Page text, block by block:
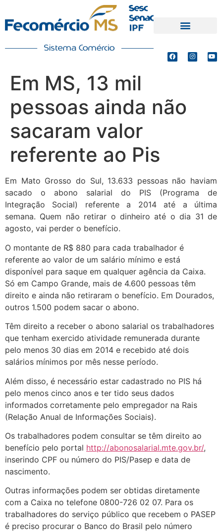
Em MS, 13 mil
pessoas ainda não
sacaram valor
referente ao Pis
Em Mato Grosso do Sul, 13.633 pessoas não haviam
sacado o abono salarial do PIS (Programa de
Integração Social) referente a 2014 até a última
semana. Quem não retirar o dinheiro até o dia 31 de
agosto, vai perder o benefício.
O montante de R$ 880 para cada trabalhador é
referente ao valor de um salário mínimo e está
disponível para saque em qualquer agência da Caixa.
Só em Campo Grande, mais de 4.600 pessoas têm
direito e ainda não retiraram o benefício. Em Dourados,
outros 1.500 podem sacar o abono.
Têm direito a receber o abono salarial os trabalhadores
que tenham exercido atividade remunerada durante
pelo menos 30 dias em 2014 e recebido até dois
salários mínimos por mês nesse período.
Além disso, é necessário estar cadastrado no PIS há
pelo menos cinco anos e ter tido seus dados
informados corretamente pelo empregador na Rais
(Relação Anual de Informações Sociais).
Os trabalhadores podem consultar se têm direito ao
benefício pelo portal http://abonosalarial.mte.gov.br/,
inserindo CPF ou número do PIS/Pasep e data de
nascimento.
Outras informações podem ser obtidas diretamente
com a Caixa no telefone 0800-726 02 07. Para os
trabalhadores do serviço público que recebem o PASEP
é preciso procurar o Banco do Brasil pelo número